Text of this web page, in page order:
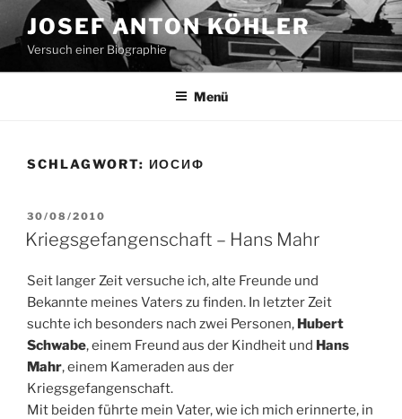
Inhalt
springen
JOSEF ANTON KÖHLER
Versuch einer Biographie
Menü
SCHLAGWORT: ИОСИФ
VERÖFFENTLICHT
AM
30/08/2010
Kriegsgefangenschaft – Hans Mahr
Seit langer Zeit versuche ich, alte Freunde und
Bekannte meines Vaters zu finden. In letzter Zeit
suchte ich besonders nach zwei Personen, Hubert
Schwabe, einem Freund aus der Kindheit und Hans
Mahr, einem Kameraden aus der
Kriegsgefangenschaft.
Mit beiden führte mein Vater, wie ich mich erinnerte, in